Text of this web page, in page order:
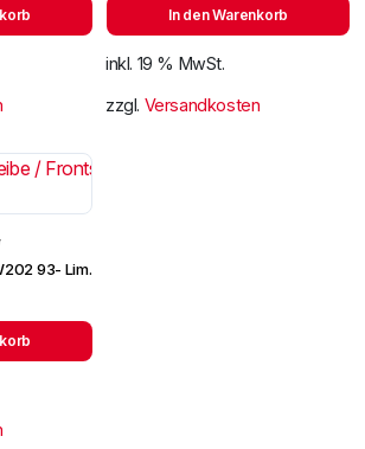
In den Warenkorb
inkl. 19 % MwSt.
zzgl. Versandkosten
93- Lim.